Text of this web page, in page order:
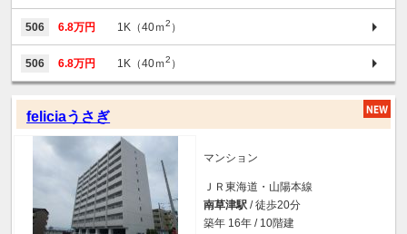
506 6.8万円 1K（40ｍ2 ）
506 6.8万円 1K（40ｍ2 ）
feliciaうさぎ
マンション
ＪＲ東海道・山陽本線
南草津駅 / 徒歩20分
築年 16年 / 10階建